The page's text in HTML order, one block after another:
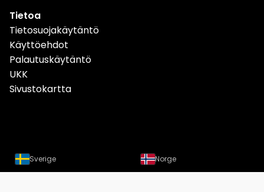
Tietoa
Tietosuojakäytäntö
Käyttöehdot
Palautuskäytäntö
UKK
Sivustokartta
Sverige Norge